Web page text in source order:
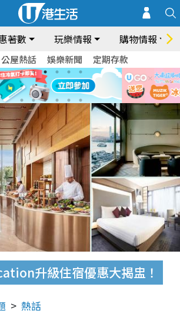
著數 玩樂情報 購物情報
公屋熱話 娛樂新聞 定期存款
升級住宿優惠大揭盅！
熱話